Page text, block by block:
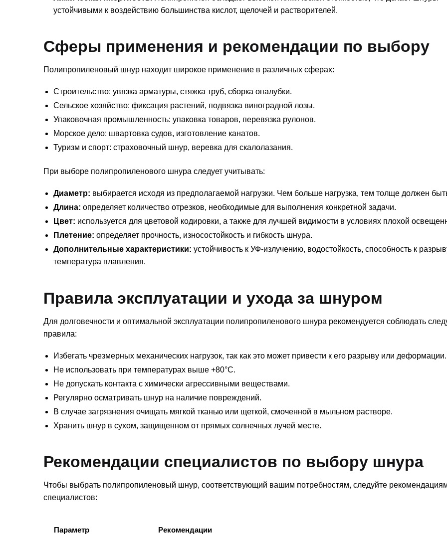
устойчивыми к воздействию большинства кислот, щелочей и растворителей.
Сферы применения и рекомендации по выбору
Полипропиленовый шнур находит широкое применение в различных сферах:
Строительство: увязка арматуры, стяжка труб, сборка опалубки.
Сельское хозяйство: фиксация растений, подвязка виноградной лозы.
Упаковочная промышленность: упаковка товаров, перевязка рулонов.
Морское дело: швартовка судов, изготовление канатов.
Туризм и спорт: страховочный шнур, веревка для скалолазания.
При выборе полипропиленового шнура следует учитывать:
Диаметр: выбирается исходя из предполагаемой нагрузки. Чем больше нагрузка, тем толще должен
Длина: определяет количество отрезков, необходимые для выполнения конкретной задачи.
Цвет: используется для цветовой кодировки, а также для лучшей видимости в условиях плохой
Плетение: определяет прочность, износостойкость и гибкость шнура.
Дополнительные характеристики: устойчивость к УФ-излучению, водостойкость, способность к
температура плавления.
Правила эксплуатации и ухода за шнуром
Для долговечности и оптимальной эксплуатации полипропиленового шнура рекомендуется соблюдать
правила:
Избегать чрезмерных механических нагрузок, так как это может привести к его разрыву или деформации.
Не использовать при температурах выше +80°C.
Не допускать контакта с химически агрессивными веществами.
Регулярно осматривать шнур на наличие повреждений.
В случае загрязнения очищать мягкой тканью или щеткой, смоченной в мыльном растворе.
Хранить шнур в сухом, защищенном от прямых солнечных лучей месте.
Рекомендации специалистов по выбору шнура
Чтобы выбрать полипропиленовый шнур, соответствующий вашим потребностям, следуйте
специалистов:
Параметр Рекомендации